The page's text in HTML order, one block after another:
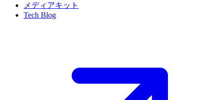
メディアキット
Tech Blog